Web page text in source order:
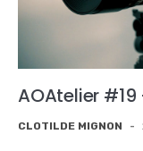
AOAtelier #19
CLOTILDE MIGNON -